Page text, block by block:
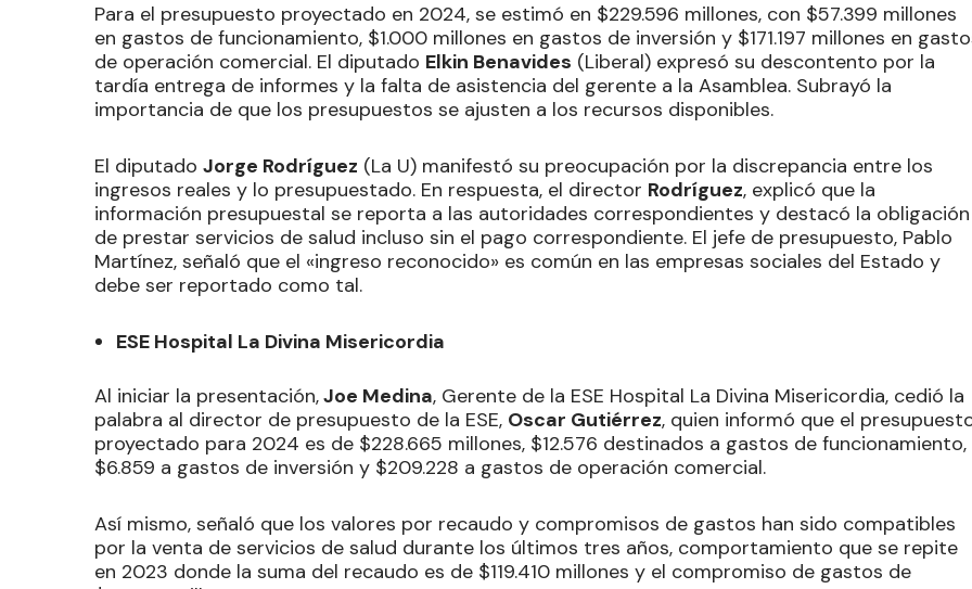
Para el presupuesto proyectado en 2024, se estimó en $229.596 millones, con $57.399 millones
en gastos de funcionamiento, $1.000 millones en gastos de inversión y $171.197 millones en
de operación comercial. El diputado Elkin Benavides (Liberal) expresó su descontento por la
tardía entrega de informes y la falta de asistencia del gerente a la Asamblea. Subrayó la
importancia de que los presupuestos se ajusten a los recursos disponibles.
El diputado Jorge Rodríguez (La U) manifestó su preocupación por la discrepancia entre los
ingresos reales y lo presupuestado. En respuesta, el director Rodríguez, explicó que la
información presupuestal se reporta a las autoridades correspondientes y destacó la obligación
de prestar servicios de salud incluso sin el pago correspondiente. El jefe de presupuesto, Pablo
Martínez, señaló que el «ingreso reconocido» es común en las empresas sociales del Estado y
debe ser reportado como tal.
ESE Hospital La Divina Misericordia
Al iniciar la presentación,Joe Medina, Gerente de la ESE Hospital La Divina Misericordia, cedió la
palabra al director de presupuesto de la ESE, Oscar Gutiérrez, quien informó que el
proyectado para 2024 es de $228.665 millones, $12.576 destinados a gastos de funcionamiento,
$6.859 a gastos de inversión y $209.228 a gastos de operación comercial.
Así mismo, señaló que los valores por recaudo y compromisos de gastos han sido compatibles
por la venta de servicios de salud durante los últimos tres años, comportamiento que se repite
en 2023 donde la suma del recaudo es de $119.410 millones y el compromiso de gastos de